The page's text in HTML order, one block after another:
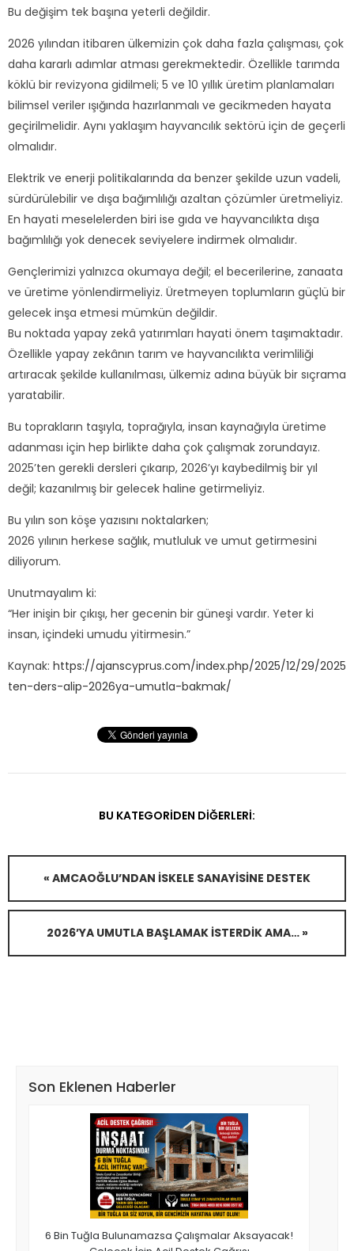
Bu değişim tek başına yeterli değildir.
2026 yılından itibaren ülkemizin çok daha fazla çalışması, çok
daha kararlı adımlar atması gerekmektedir. Özellikle tarımda
köklü bir revizyona gidilmeli; 5 ve 10 yıllık üretim planlamaları
bilimsel veriler ışığında hazırlanmalı ve gecikmeden hayata
geçirilmelidir. Aynı yaklaşım hayvancılık sektörü için de geçerli
olmalıdır.
Elektrik ve enerji politikalarında da benzer şekilde uzun vadeli,
sürdürülebilir ve dışa bağımlılığı azaltan çözümler üretmeliyiz.
En hayati meselelerden biri ise gıda ve hayvancılıkta dışa
bağımlılığı yok denecek seviyelere indirmek olmalıdır.
Gençlerimizi yalnızca okumaya değil; el becerilerine, zanaata
ve üretime yönlendirmeliyiz. Üretmeyen toplumların güçlü bir
gelecek inşa etmesi mümkün değildir.
Bu noktada yapay zekâ yatırımları hayati önem taşımaktadır.
Özellikle yapay zekânın tarım ve hayvancılıkta verimliliği
artıracak şekilde kullanılması, ülkemiz adına büyük bir sıçrama
yaratabilir.
Bu toprakların taşıyla, toprağıyla, insan kaynağıyla üretime
adanması için hep birlikte daha çok çalışmak zorundayız.
2025’ten gerekli dersleri çıkarıp, 2026’yı kaybedilmiş bir yıl
değil; kazanılmış bir gelecek haline getirmeliyiz.
Bu yılın son köşe yazısını noktalarken;
2026 yılının herkese sağlık, mutluluk ve umut getirmesini
diliyorum.
Unutmayalım ki:
“Her inişin bir çıkışı, her gecenin bir güneşi vardır. Yeter ki
insan, içindeki umudu yitirmesin.”
Kaynak: https://ajanscyprus.com/index.php/2025/12/29/2025
ten-ders-alip-2026ya-umutla-bakmak/
BU KATEGORIDEN DIĞERLERI:
« AMCAOĞLU’NDAN İSKELE SANAYISINE DESTEK
2026’YA UMUTLA BAŞLAMAK İSTERDIK AMA… »
Son Eklenen Haberler
6 Bin Tuğla Bulunamazsa Çalışmalar Aksayacak!